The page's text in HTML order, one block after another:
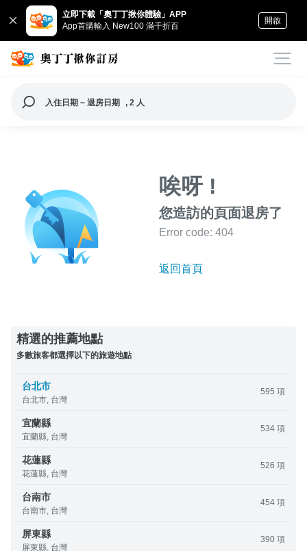
立即下載「奧丁丁揪你體驗」APP
App首購輸入 New100 滿千折百
開啟
入住日期 ~ 退房日期 , 2 人
唉呀 !
您造訪的頁面退房了
Error code: 404
返回首頁
精選的推薦地點
多數旅客都選擇以下的旅遊地點
台北市
台北市, 台灣
595 項
宜蘭縣
宜蘭縣, 台灣
534 項
花蓮縣
花蓮縣, 台灣
526 項
台南市
台南市, 台灣
454 項
屏東縣
屏東縣, 台灣
390 項